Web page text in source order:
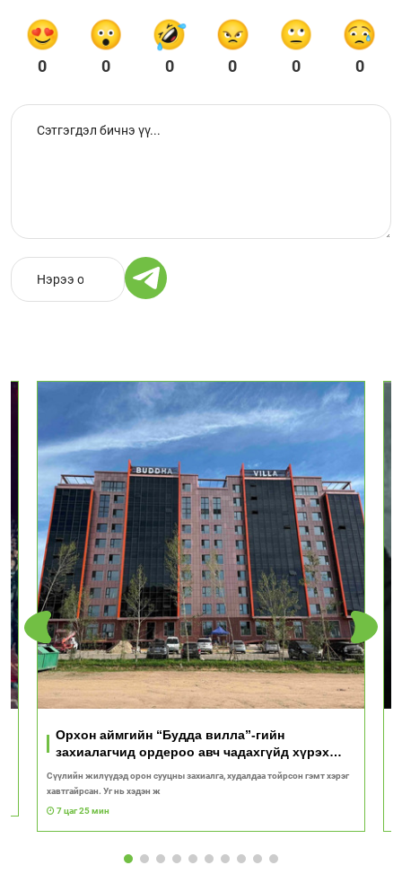
0 0 0 0 0 0
Орхон аймгийн “Будда вилла”-гийн
захиалагчид ордероо авч чадахгүйд хүрэх
вий!
Сүүлийн жилүүдэд орон сууцны захиалга, худалдаа тойрсон гэмт хэрэг
хавтгайрсан. Уг нь хэдэн ж
7 цаг 25 мин